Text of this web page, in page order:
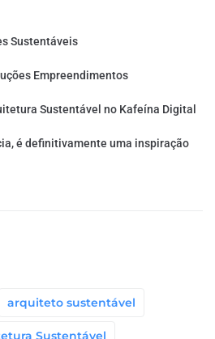
Sustentáveis
Empreendimentos
Sustentável no Kafeína Digital
é definitivamente uma inspiração
arquiteto sustentável
Sustentável